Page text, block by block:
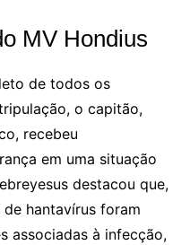
MV Hondius
de todos os
o capitão,
recebeu
em uma situação
destacou que,
hantavírus foram
associadas à infecção,